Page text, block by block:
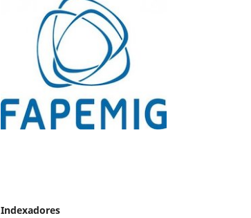
Indexadores